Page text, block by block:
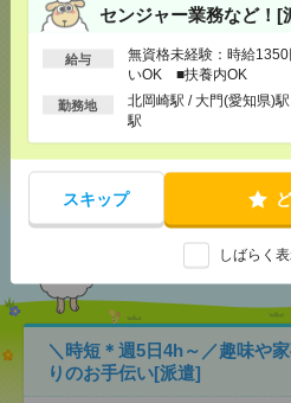
センジャー業務など！[
給与
無資格未経験：時給
いOK ■扶養内OK
勤務地
北岡崎駅 / 大門(愛知県)
駅
スキップ
しばらく
メールで送る
あなたの閲覧履歴か
おすすめ
＼時短＊週5日4h～／趣味や
りのお手伝い[派遣]